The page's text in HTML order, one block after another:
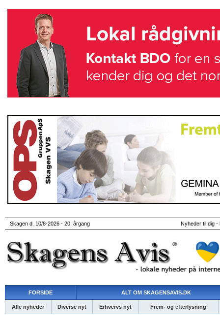
Skagen d. 10/8-2026 - 20. årgang Nyheder til dig -
FORSIDE ALT OM SKAGENSAVIS.DK
Alle nyheder Diverse nyt Erhvervs nyt Frem- og efterlysning